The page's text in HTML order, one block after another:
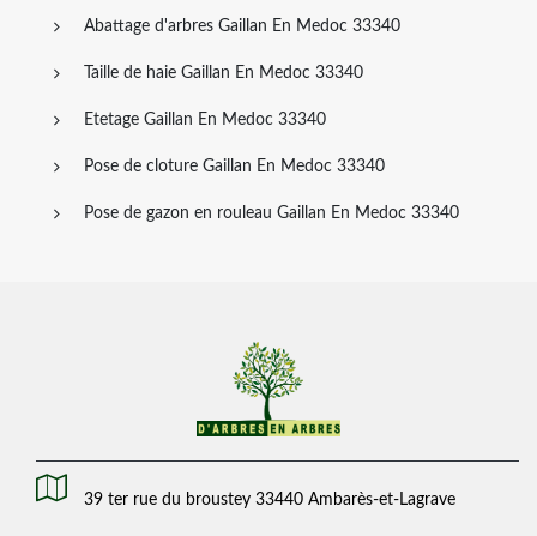
Abattage d'arbres Gaillan En Medoc 33340
Taille de haie Gaillan En Medoc 33340
Etetage Gaillan En Medoc 33340
Pose de cloture Gaillan En Medoc 33340
Pose de gazon en rouleau Gaillan En Medoc 33340
39 ter rue du broustey 33440 Ambarès-et-Lagrave